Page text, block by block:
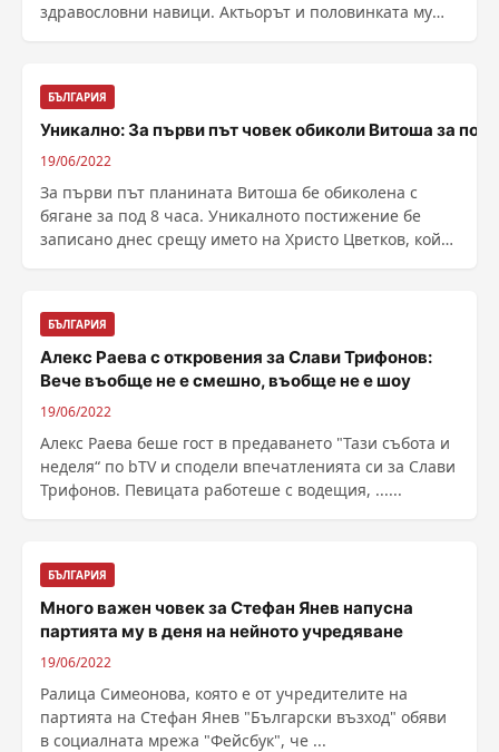
здравословни навици. Актьорът и половинката му
БЪЛГАРИЯ
Уникално: За първи път човек обиколи Витоша за под
19/06/2022
За първи път планината Витоша бе обиколена с
бягане за под 8 часа. Уникалното постижение бе
записано днес срещу името на Христо Цветков, който
БЪЛГАРИЯ
Алекс Раева с откровения за Слави Трифонов:
Вече въобще не е смешно, въобще не е шоу
19/06/2022
Алекс Раева беше гост в предаването "Тази събота и
неделя“ по bTV и сподели впечатленията си за Слави
Трифонов. Певицата работеше с водещия, ......
БЪЛГАРИЯ
Много важен човек за Стефан Янев напусна
партията му в деня на нейното учредяване
19/06/2022
Ралица Симеонова, която е от учредителите на
партията на Стефан Янев "Български възход" обяви
в социалната мрежа "Фейсбук", че ...